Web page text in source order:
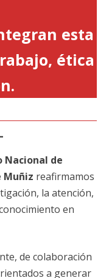
esta
ética
de
Muñiz reafirmamos
la atención,
en
de colaboración
a generar